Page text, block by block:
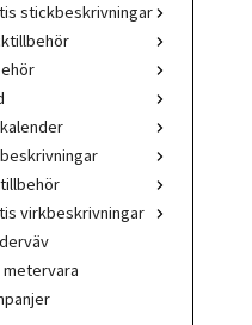
stickbeskrivningar
virkbeskrivningar
metervara